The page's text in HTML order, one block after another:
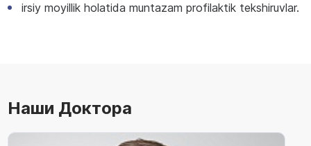
irsiy moyillik holatida muntazam profilaktik tekshiruvlar.
Наши Доктора